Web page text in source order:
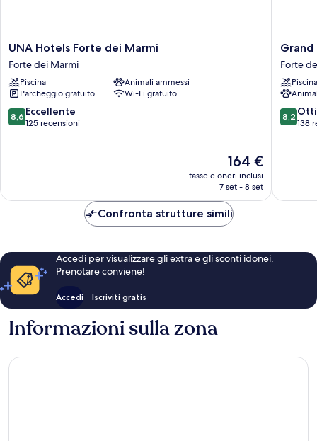
UNA
Hotels
Forte
dei
Marmi
Forte
dei
UNA Hotels Forte dei Marmi
Forte dei Marmi
Piscina
Animali ammessi
Parcheggio gratuito
Wi-Fi gratuito
8.6
su
8,6 Eccellente
125 recensioni
Il
prezzo
attuale
164 €
164 €
tasse e oneri inclusi
7 set - 8 set
Grand
Hotel
Forte
dei
Marmi
Forte
Piscina
8.2
su
8,2
138
Confronta strutture simili
Accedi per visualizzare gli extra e gli sconti idonei.
Prenotare conviene!
Accedi Iscriviti gratis
Informazioni sulla zona